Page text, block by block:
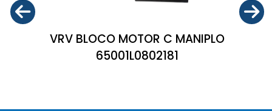
VRV BLOCO MOTOR C MANIPLO
65001L0802181